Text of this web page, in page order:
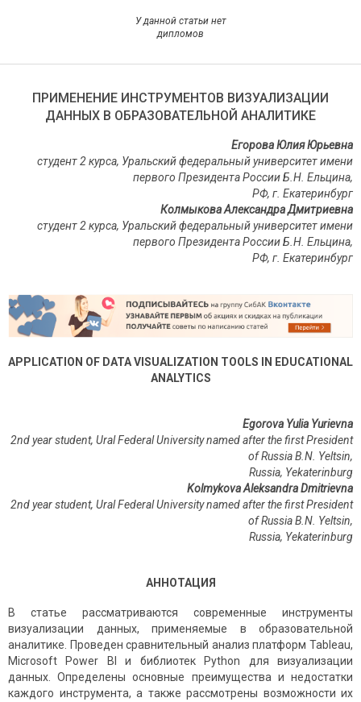
У данной статьи нет
дипломов
ПРИМЕНЕНИЕ ИНСТРУМЕНТОВ ВИЗУАЛИЗАЦИИ
ДАННЫХ В ОБРАЗОВАТЕЛЬНОЙ АНАЛИТИКЕ
Егорова Юлия Юрьевна
студент 2 курса, Уральский федеральный университет имени
первого Президента России Б.Н. Ельцина,
РФ, г. Екатеринбург
Колмыкова Александра Дмитриевна
студент 2 курса, Уральский федеральный университет имени
первого Президента России Б.Н. Ельцина,
РФ, г. Екатеринбург
APPLICATION OF DATA VISUALIZATION TOOLS IN EDUCATIONAL
ANALYTICS
Egorova Yulia Yurievna
2nd year student, Ural Federal University named after the first President
of Russia B.N. Yeltsin,
Russia, Yekaterinburg
Kolmykova Aleksandra Dmitrievna
2nd year student, Ural Federal University named after the first President
of Russia B.N. Yeltsin,
Russia, Yekaterinburg
АННОТАЦИЯ
В статье рассматриваются современные инструменты
визуализации данных, применяемые в образовательной
аналитике. Проведен сравнительный анализ платформ Tableau,
Microsoft Power BI и библиотек Python для визуализации
данных. Определены основные преимущества и недостатки
каждого инструмента, а также рассмотрены возможности их